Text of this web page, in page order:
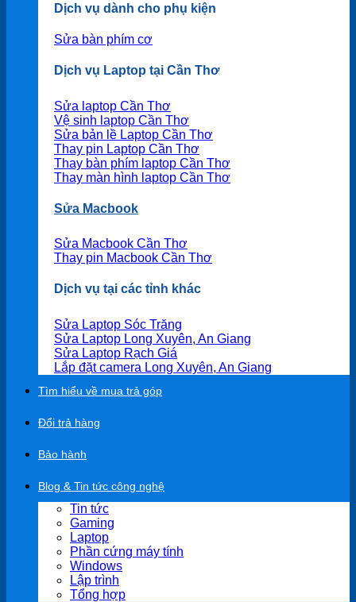
Dịch vụ dành cho phụ kiện
Sửa bàn phím cơ
Dịch vụ Laptop tại Cần Thơ
Sửa laptop Cần Thơ
Vệ sinh laptop Cần Thơ
Sửa bản lề Laptop Cần Thơ
Thay pin Laptop Cần Thơ
Thay bàn phím laptop Cần Thơ
Thay màn hình laptop Cần Thơ
Sửa Macbook
Sửa Macbook Cần Thơ
Thay pin Macbook Cần Thơ
Dịch vụ tại các tỉnh khác
Sửa Laptop Sóc Trăng
Sửa Laptop Long Xuyên, An Giang
Sửa Laptop Rạch Giá
Lắp đặt camera Long Xuyên, An Giang
Tìm hiểu về mua trả góp
Đổi trả hàng
Bảo hành
Blog & Tin tức công nghệ
Tin tức
Gaming
Laptop
Phần cứng máy tính
Windows
Lập trình
Tổng hợp